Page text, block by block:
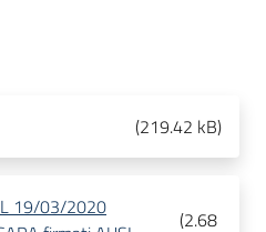
(219.42 kB)
19/03/2020
(2.68